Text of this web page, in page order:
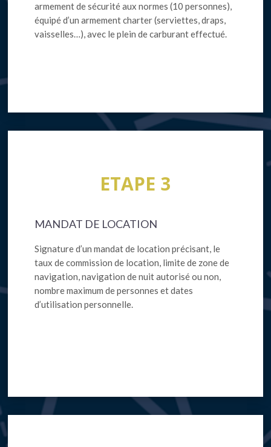
armement de sécurité aux normes (10 personnes),
équipé d’un armement charter (serviettes, draps,
vaisselles…), avec le plein de carburant effectué.
ETAPE 3
MANDAT DE LOCATION
Signature d’un mandat de location précisant, le
taux de commission de location, limite de zone de
navigation, navigation de nuit autorisé ou non,
nombre maximum de personnes et dates
d’utilisation personnelle.